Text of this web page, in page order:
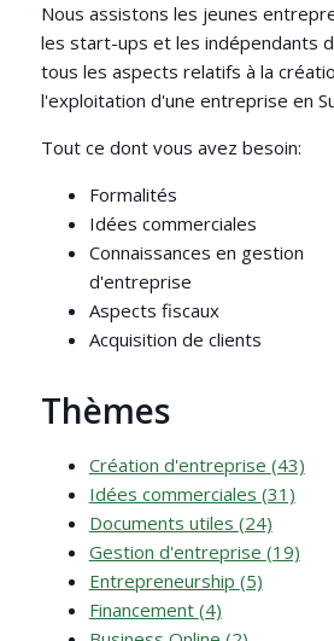
Nous assistons les jeunes
les start-ups et les indépendants
tous les aspects relatifs à la
l'exploitation d'une entreprise en
Tout ce dont vous avez besoin:
Formalités
Idées commerciales
Connaissances en gestion
d'entreprise
Aspects fiscaux
Acquisition de clients
Thèmes
Création d'entreprise (43)
Idées commerciales (31)
Documents utiles (24)
Gestion d'entreprise (19)
Entrepreneurship (5)
Financement (4)